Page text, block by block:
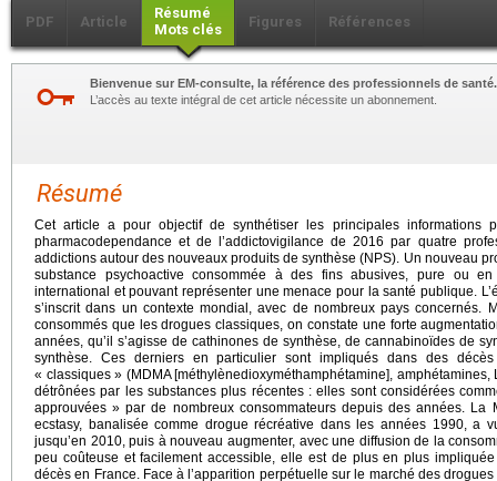
PDF Article
Résumé
Mots clés
Figures Références
Bienvenue sur EM-consulte, la référence des professionnels de santé.
L’accès au texte intégral de cet article nécessite un abonnement.
Résumé
Cet article a pour objectif de synthétiser les principales informations
pharmacodependance et de l’addictovigilance de 2016 par quatre
addictions autour des nouveaux produits de synthèse (NPS). Un nouveau
substance psychoactive consommée à des fins abusives, pure ou
international et pouvant représenter une menace pour la santé publique.
s’inscrit dans un contexte mondial, avec de nombreux pays concernés.
consommés que les drogues classiques, on constate une forte
années, qu’il s’agisse de cathinones de synthèse, de cannabinoïdes de
synthèse. Ces derniers en particulier sont impliqués dans des
« classiques » (MDMA [méthylènedioxyméthamphétamine], amphétamines,
détrônées par les substances plus récentes : elles sont considérées
approuvées » par de nombreux consommateurs depuis des années. La
ecstasy, banalisée comme drogue récréative dans les années 1990, a
jusqu’en 2010, puis à nouveau augmenter, avec une diffusion de la
peu coûteuse et facilement accessible, elle est de plus en plus
décès en France. Face à l’apparition perpétuelle sur le marché des